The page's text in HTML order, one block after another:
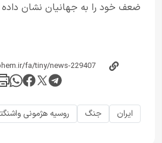
ضعف خود را به جهانیان نشان
ایران جنگ روسیه هژمونی